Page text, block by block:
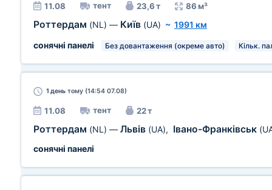
11.08 тент 23,6 т 86 м³
Роттердам (NL) — Київ (UA) ~ 1991 км
сонячні панелі
Без довантаження (окреме авто) Кільк.
1 день тому (14:54 07.08)
11.08 тент 22 т
Роттердам (NL) — Львів (UA), Івано-Франківськ
сонячні панелі